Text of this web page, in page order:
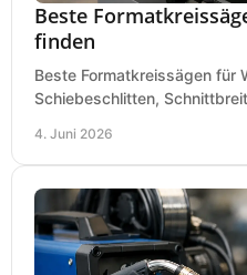
Beste
finden
Beste Formatkreissägen für
Schiebeschlitten,
4. Juni 2026